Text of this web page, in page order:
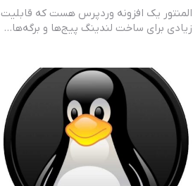
المنتور یک افزونه وردپرس هست که قابلیت
زیادی برای ساخت لندینگ پیج‌ها و برگه‌ها…